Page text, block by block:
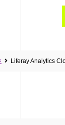
Liferay Analytics